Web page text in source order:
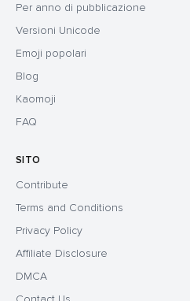
Per anno di pubblicazione
Versioni Unicode
Emoji popolari
Blog
Kaomoji
FAQ
SITO
Contribute
Terms and Conditions
Privacy Policy
Affiliate Disclosure
DMCA